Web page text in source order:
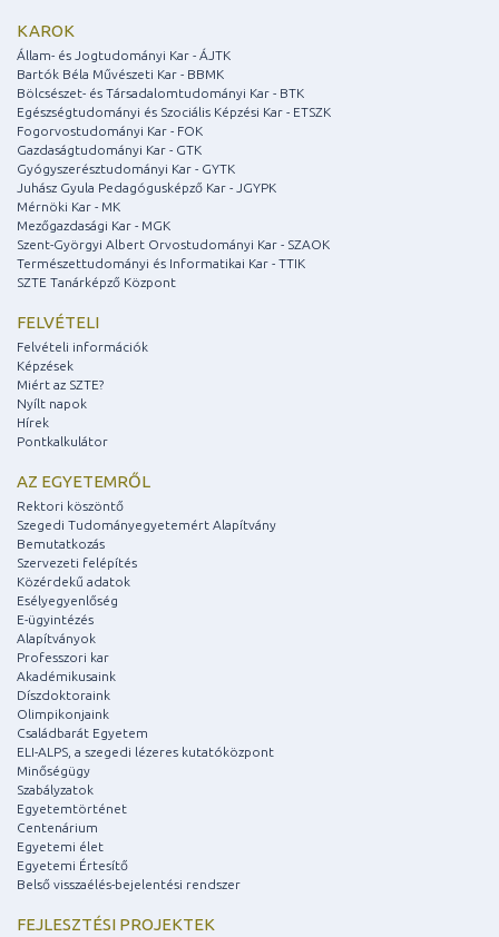
KAROK
Állam- és Jogtudományi Kar - ÁJTK
Bartók Béla Művészeti Kar - BBMK
Bölcsészet- és Társadalomtudományi Kar - BTK
Egészségtudományi és Szociális Képzési Kar - ETSZK
Fogorvostudományi Kar - FOK
Gazdaságtudományi Kar - GTK
Gyógyszerésztudományi Kar - GYTK
Juhász Gyula Pedagógusképző Kar - JGYPK
Mérnöki Kar - MK
Mezőgazdasági Kar - MGK
Szent-Györgyi Albert Orvostudományi Kar - SZAOK
Természettudományi és Informatikai Kar - TTIK
SZTE Tanárképző Központ
FELVÉTELI
Felvételi információk
Képzések
Miért az SZTE?
Nyílt napok
Hírek
Pontkalkulátor
AZ EGYETEMRŐL
Rektori köszöntő
Szegedi Tudományegyetemért Alapítvány
Bemutatkozás
Szervezeti felépítés
Közérdekű adatok
Esélyegyenlőség
E-ügyintézés
Alapítványok
Professzori kar
Akadémikusaink
Díszdoktoraink
Olimpikonjaink
Családbarát Egyetem
ELI-ALPS, a szegedi lézeres kutatóközpont
Minőségügy
Szabályzatok
Egyetemtörténet
Centenárium
Egyetemi élet
Egyetemi Értesítő
Belső visszaélés-bejelentési rendszer
FEJLESZTÉSI PROJEKTEK